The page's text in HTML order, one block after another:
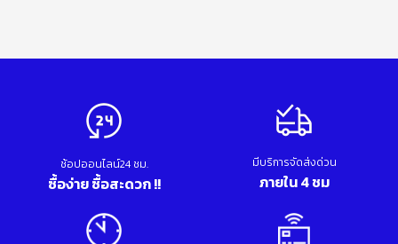
ช้อปออนไลน์24 ชม.
ซื้อง่าย ซื้อสะดวก !!
มีบริการจัดส่งด่วน
ภายใน 4 ชม